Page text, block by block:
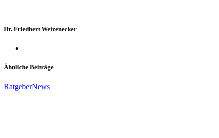
Dr. Friedbert Weizenecker
Ähnliche Beiträge
RatgeberNews